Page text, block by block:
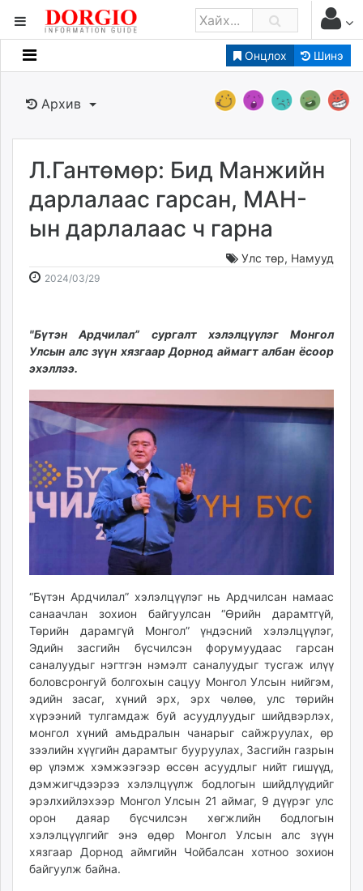
Онцлох Шинэ
Мэдээллийн
Банк санхүү
Бизнес ААН
Төрийн
dorgio.mn
caak.mn
Baabar.mn
tovch.mn
ikon.mn
Livetv.mn
Eguur.mn
shuud.mn
eagle.mn
ergelt.mn
zuv.mn
mminfo.mn
ugluu.mn
urlag.mn
unen.mn
asu.mn
shudarga.mn
shuurhai.mn
unuudur.mn
mglradio.com
fact.mn
itoim.mn
tumen.mn
shuum.mn
Архив
Л.Гантөмөр: Бид Манжийн
дарлалаас гарсан, МАН-
ын дарлалаас ч гарна
Улс төр, Намууд
2024/03/292024-
09:27:04
2026-
09:31:06
"Бүтэн Ардчилал” сургалт хэлэлцүүлэг Монгол
Улсын алс зүүн хязгаар Дорнод аймагт албан ёсоор
эхэллээ.
“Бүтэн Ардчилал” хэлэлцүүлэг нь Ардчилсан намаас
санаачлан зохион байгуулсан “Өрийн дарамтгүй,
Төрийн дарамгүй Монгол” үндэсний хэлэлцүүлэг,
Эдийн засгийн бүсчилсэн форумуудаас гарсан
саналуудыг нэгтгэн нэмэлт саналуудыг тусгаж илүү
боловсронгуй болгохын сацуу Монгол Улсын нийгэм,
эдийн засаг, хүний эрх, эрх чөлөө, улс төрийн
хүрээний тулгамдаж буй асуудлуудыг шийдвэрлэх,
монгол хүний амьдралын чанарыг сайжруулах, өр
зээлийн хүүгийн дарамтыг бууруулах, Засгийн газрын
өр үлэмж хэмжээгээр өссөн асуудлыг нийт гишүүд,
дэмжигчдээрээ хэлэлцүүлж бодлогын шийдлүүдийг
эрэлхийлэхээр Монгол Улсын 21 аймаг, 9 дүүрэг улс
орон даяар бүсчилсэн хөгжлийн бодлогын
хэлэлцүүлгийг энэ өдөр Монгол Улсын алс зүүн
хязгаар Дорнод аймгийн Чойбалсан хотноо зохион
байгуулж байна.